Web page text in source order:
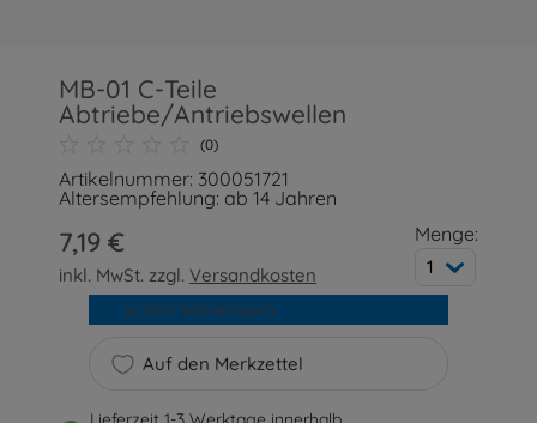
MB-01 C-Teile
Abtriebe/Antriebswellen
(0)
Artikelnummer: 300051721
Altersempfehlung: ab 14 Jahren
7,19 €
inkl. MwSt. zzgl.Versandkosten
Menge:
1
Auf den Merkzettel
In den Warenkorb